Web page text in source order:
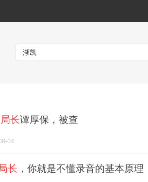
局长谭厚保，被查
04
长 ，你就是不懂录音的基本原理